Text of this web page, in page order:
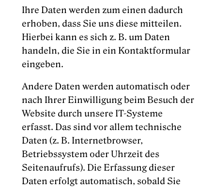
Ihre Daten werden zum einen dadurch
erhoben, dass Sie uns diese mitteilen.
Hierbei kann es sich z. B. um Daten
handeln, die Sie in ein Kontaktformular
eingeben.
Andere Daten werden automatisch oder
nach Ihrer Einwilligung beim Besuch der
Website durch unsere IT-Systeme
erfasst. Das sind vor allem technische
Daten (z. B. Internetbrowser,
Betriebssystem oder Uhrzeit des
Seitenaufrufs). Die Erfassung dieser
Daten erfolgt automatisch, sobald Sie